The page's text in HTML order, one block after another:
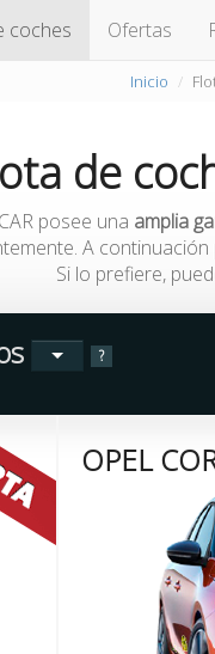
coches Ofertas
Inicio
de
posee una amplia
A
Si lo prefiere,
?
OPEL